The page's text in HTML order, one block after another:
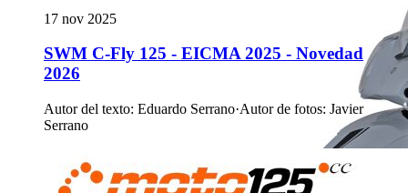
17 nov 2025
SWM C-Fly 125 - EICMA 2025 - Novedad
2026
Autor del texto: Eduardo Serrano·Autor de fotos: Javier
Serrano